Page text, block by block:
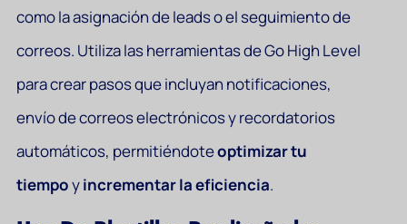
como la asignación de leads o el seguimiento de
correos. Utiliza las herramientas de Go High Level
para crear pasos que incluyan notificaciones,
envío de correos electrónicos y recordatorios
automáticos, permitiéndoteoptimizar tu
tiempoyincrementar la eficiencia.